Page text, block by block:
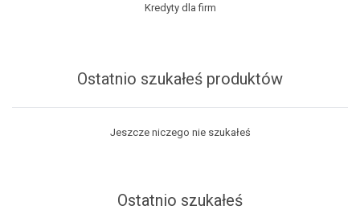
Kredyty dla firm
Ostatnio szukałeś produktów
Jeszcze niczego nie szukałeś
Ostatnio szukałeś